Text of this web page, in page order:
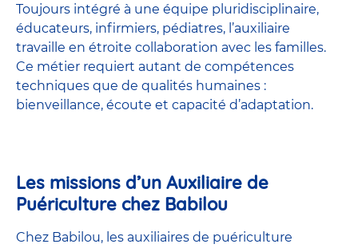
Toujours intégré à une équipe pluridisciplinaire,
éducateurs, infirmiers, pédiatres, l’auxiliaire
travaille en étroite collaboration avec les familles.
Ce métier requiert autant de compétences
techniques que de qualités humaines :
bienveillance, écoute et capacité d’adaptation.
Les missions d’un Auxiliaire de
Puériculture chez Babilou
Chez Babilou, les auxiliaires de puériculture